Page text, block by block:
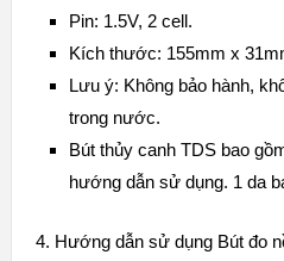
Pin: 1.5V, 2 cell.
Kích thước: 155mm x
Lưu ý: Không bảo hành,
trong nước.
Bút thủy canh TDS bao
hướng dẫn sử dụng. 1 da
4. Hướng dẫn sử dụng Bút đo